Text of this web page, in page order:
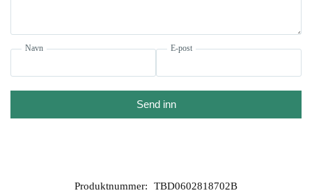
Navn E-post
Send inn
Produktnummer: TBD0602818702B